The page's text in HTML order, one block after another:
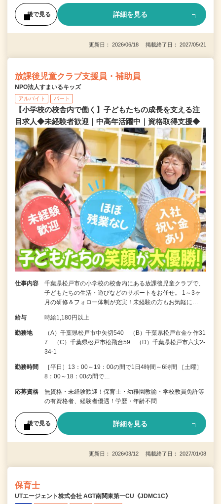
後で見る 詳細を見る
更新日： 2026/06/18 掲載終了日： 2027/05/21
放課後児童クラブ支援員・補助員
NPO法人すまいるキッズ
アルバイト パート
【小学校の校舎内で働く】子どもたちの成長を支える注
目求人◆未経験者歓迎｜中高年活躍中｜資格取得支援◆
仕事内容
千葉県松戸市の小学校の校舎内にある放課後児童クラブで、
子どもたちの生活・遊びなどのサポートをお任せ。 1～3ヶ
月の研修＆フォロー体制が充実！未経験の方もお気軽に…
給与 時給1,180円以上
勤務地
（A）千葉県松戸市中矢切540 （B）千葉県松戸市金ケ作31
7 （C）千葉県松戸市松飛台59 （D）千葉県松戸市六実2-
34-1
勤務時間
［平日］13：00～19：00の間で1日4時間～6時間 ［土曜］
8：00～18：00の間で…
応募資格
無資格・未経験歓迎！保育士・幼稚園教諭・学校教員免許等
の有資格者、経験者優遇！学歴・年齢不問
後で見る 詳細を見る
更新日： 2026/03/12 掲載終了日： 2027/01/08
保育士
UTエージェント株式会社 AGT南関東第一CU《JDMC1C》